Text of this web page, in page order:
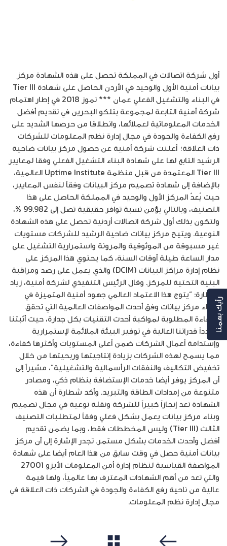
أول شركة اتصالات في المملكة تحصل على هذه الشهادة مركز
بيانات أمنية الأول والوحيد في الأردن الحاصل على شهادة Tier III
في البناء والتشغيل الفعلي عمان *** تموز 2018 في إطار اهتمام
شركة أمنية التابعة لمجموعة بتلكو البحرين في تقديم أفضل
الخدمات المعلوماتية لعملائها، وانطلاقا من حرصها الشديد على
رفع الكفاءة والجودة في مجال إدارة نظم المعلومات للشركات
ذات العلاقة؛ أعلنت شركة أمنية عن حصول مركز بيانات ضاحية
الرشيد التابع لها على شهادة البناء التشغيل الفعلي وفقا لمعايير
Tier III المعتمدة من قبل منظمة Uptime Institute العالمية،
بالإضافة إلى شهادة تصميم مركز البيانات وفقاً لنفس المعايير،
حيث يُعدّ المركز الأول والوحيد في المملكة الحاصل على هذا
التصنيف، وبالتالي يؤمن نسبة توافر حقيقية تصل إلى 99.982 %،
ولتكون بذلك أول شركة اتصالات أردنية تحصل على هذه الشهادة
النوعية. ويتيح مركز بيانات ضاحية الرشيد للشركات مستويات
غير مسبوقة من الموثوقية والمرونة واستمرارية التشغيل على
مدار الساعة طيلة أوقات السنة، كما يحتوي هذا المركز على
نظام إدارة مراكز البيانات (DCIM) والذي يعمل على رصد ومراقبة
البنية التحتية للمركز. وقال الرئيس التنفيذي لشركة أمنية، زياد
شطارة: “يتوج هذا الاعتماد العالمي جهود أمنية المتميزة في
إنشاء مركز بيانات وفق أحدث المواصفات العالمية التي تحقق
الكفاءة المطلوبة لمواكبة أحدث التقنيات بكل جدارة، حيث أثبتنا
مجدداً قدراتنا العالية في توفير البيئة الملائمة لإستمرارية
وإستدامة أعمال الشركات ضمن أعلى المستويات وأكثرها كفاءة،
مما يسمح لهذه الشركات بزيادة إنتاجيتها وربحيتها من خلال
تخفيض التكاليف والنفقات الرأسمالية والتشغيلية”، مشيراً إلى
أن المركز يوفر أيضا خدمات الإستضافة بنظام ذكي، ومصادر
متنوعة من إمدادات الطاقة والتبريد. وأكد شطارة أن هذه
الشهادة تعد إنجازاً كبيراً للشركة ونقلة نوعية في مجال تصميم
وبناء مركز بيانات يعمل بشكل فعلي وفقاً لمتطلبات التصنيف
الثالث (Tier III) وليس المخططات فقط، وبما يضمن تقديم
أفضل وأحدث الخدمات بشكل مستمر. تجدر الإشارة إلى أن مركز
بيانات أمنية حصل في وقت سابق من هذا العام أيضا على شهادة
المواصفة القياسية لنظام إدارة أمن المعلومات الأيزو 27001
والتي تعد من أهم الشهادات المعترف بها عالمياً، ولها قيمة
عالية من ناحية رفع الكفاءة والجودة في الشركات ذات العلاقة في
مجال إدارة نظم المعلومات.
رأيك بهمنا